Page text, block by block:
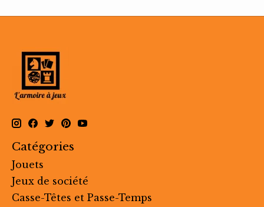
Catégories
Jouets
Jeux de société
Casse-Têtes et Passe-Temps